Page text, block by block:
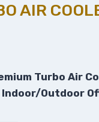
AIR
Turbo Air
Outdoor